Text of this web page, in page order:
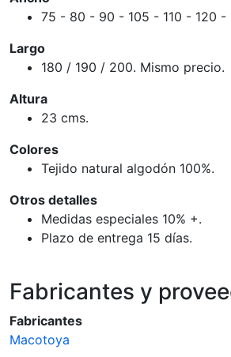
75 - 80 - 90 - 105 - 110 - 120 -
Largo
180 / 190 / 200. Mismo precio.
Altura
23 cms.
Colores
Tejido natural algodón 100%.
Otros detalles
Medidas especiales 10% +.
Plazo de entrega 15 días.
Fabricantes y
Fabricantes
Macotoya